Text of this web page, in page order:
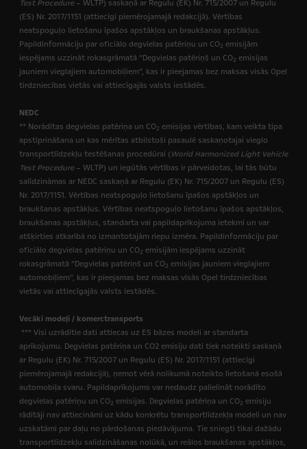
Test Procedure– WLTP) saskaņā ar Regulu (EK) Nr. 715/2007 un Regulu
(ES) Nr. 2017/1151 (attiecīgi piemērojamajā redakcijā). Vērtības
neatspoguļo lietošanu īpašos apstākļos un braukšanas apstākļus.
Papildinformāciju par oficiālo degvielas patēriņu un CO2 emisijām
iespējams uzzināt rokasgrāmatā “Degvielas patēriņš un CO2 emisijas
jauniem vieglajiem automobiļiem”, kas ir pieejamas bez maksas visās Opel
tirdzniecības vietās vai attiecīgajās valsts iestādēs.
NEDC
** Norādītas degvielas patēriņa un CO2 emisijas vērtības, kam veikta tipa
apstiprināšana un kas mērītas atbilstoši pasaulē saskaņotajai vieglo
transportlīdzekļu testēšanas procedūrai (World Harmonized Light Vehicle
Test Procedure– WLTP) un iegūtās vērtības ir pārveidotas, lai tās būtu
salīdzināmas ar NEDC saskaņā ar Regulu (EK) Nr. 715/2007 un Regulu (ES)
Nr. 2017/1151. Vērtības neatspoguļo lietošanu īpašos apstākļos un
braukšanas apstākļus. Vērtības neatspoguļo lietošanu īpašos apstākļos,
braukšanas apstākļus, standarta vai papildaprīkojuma ietekmi un var
atšķirties atkarībā no izmantotajām riepu izmēra. Papildinformāciju par
oficiālo degvielas patēriņu un CO2 emisijām iespējams uzzināt
rokasgrāmatā “Degvielas patēriņš un CO2 emisijas jauniem vieglajiem
automobiļiem”, kas ir pieejamas bez maksas visās Opel tirdzniecības
vietās vai attiecīgajās valsts iestādēs.
Vecāki modeļi / komerctransports
*** Visi uzrādītie dati attiecas uz ES bāzes modeli ar standarta
aprīkojumu. Degvielas patēriņa un CO2 emisiju dati tiek noteikti saskaņā
ar Regulu (EK) Nr. 715/2007 un Regulu (ES) Nr. 2017/1151 (attiecīgi
piemērojamajā redakcijā), ņemot vērā nolikumā noteikto lietošanā esošā
automobiļa svaru. Papildaprīkojums var nedaudz palielināt norādīto
degvielas patēriņu un CO2 emisijas. Degvielas patēriņa un CO2 emisiju
rādītāji nav attiecināmi uz kādu konkrētu transportlīdzekļa modeli un nav
uzskatāmi par daļu no pārdošanas piedāvājuma. Tie sniegti tikai dažādu
transportlīdzekļu salīdzināšanas nolūkā, un reālos braukšanas apstākļos,